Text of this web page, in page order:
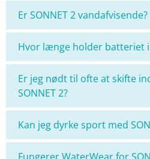
Er SONNET 2 vandafvisende?
Hvor længe holder batteriet i
Er jeg nødt til ofte at skifte
SONNET 2?
Kan jeg dyrke sport med